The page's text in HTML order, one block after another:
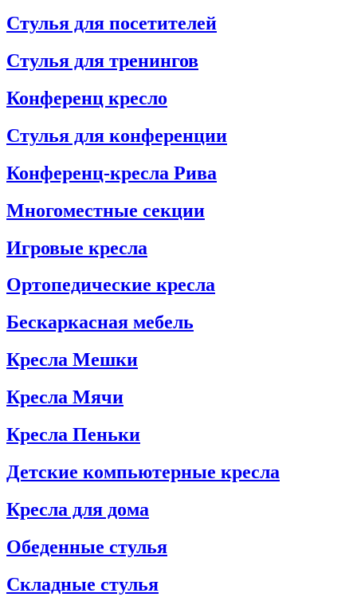
Стулья для посетителей
Стулья для тренингов
Конференц кресло
Стулья для конференции
Конференц-кресла Рива
Многоместные секции
Игровые кресла
Ортопедические кресла
Бескаркасная мебель
Кресла Мешки
Кресла Мячи
Кресла Пеньки
Детские компьютерные кресла
Кресла для дома
Обеденные стулья
Складные стулья